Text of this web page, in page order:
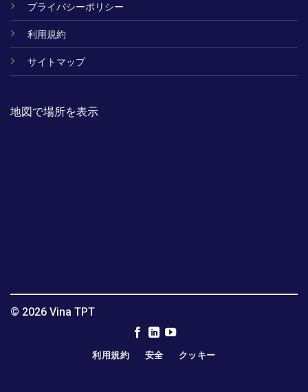
プライバシーポリシー
利用規約
サイトマップ
地図で場所を表示
© 2026 Vina TPT
利用規約 安全 クッキー